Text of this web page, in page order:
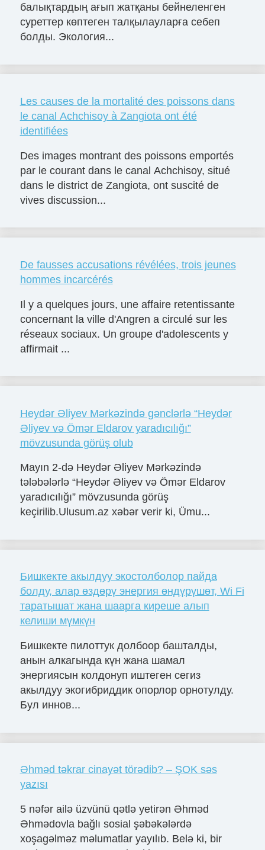
балықтардың ағып жатқаны бейнеленген
суреттер көптеген талқылауларға себеп
болды. Экология...
Les causes de la mortalité des poissons dans
le canal Achchisoy à Zangiota ont été
identifiées
Des images montrant des poissons emportés
par le courant dans le canal Achchisoy, situé
dans le district de Zangiota, ont suscité de
vives discussion...
De fausses accusations révélées, trois jeunes
hommes incarcérés
Il y a quelques jours, une affaire retentissante
concernant la ville d'Angren a circulé sur les
réseaux sociaux. Un groupe d'adolescents y
affirmait ...
Heydər Əliyev Mərkəzində gənclərlə “Heydər
Əliyev və Ömər Eldarov yaradıcılığı”
mövzusunda görüş olub
Mayın 2-də Heydər Əliyev Mərkəzində
tələbələrlə “Heydər Əliyev və Ömər Eldarov
yaradıcılığı” mövzusunda görüş
keçirilib.Ulusum.az xəbər verir ki, Ümu...
Бишкекте акылдуу экостолболор пайда
болду, алар өздөрү энергия өндүрүшөт, Wi Fi
таратышат жана шаарга киреше алып
келиши мүмкүн
Бишкекте пилоттук долбоор башталды,
анын алкагында күн жана шамал
энергиясын колдонуп иштеген сегиз
акылдуу экогибриддик опорлор орнотулду.
Бул иннов...
Əhməd təkrar cinayət törədib? – ŞOK səs
yazısı
5 nəfər ailə üzvünü qətlə yetirən Əhməd
Əhmədovla bağlı sosial şəbəkələrdə
xoşagəlməz məlumatlar yayılıb. Belə ki, bir